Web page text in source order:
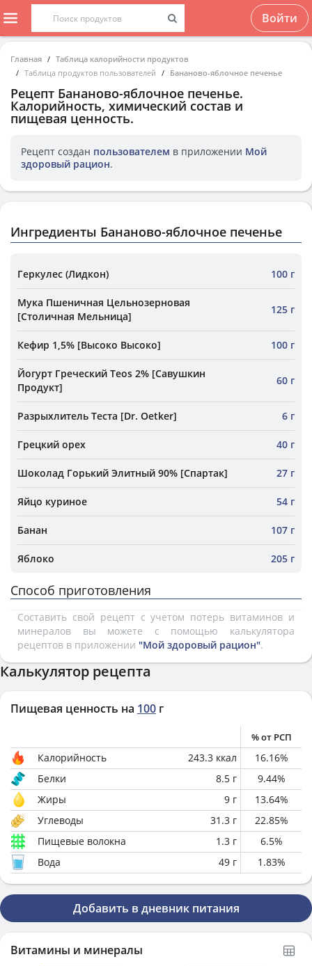
Войти
Главная
Таблица калорийности продуктов
Таблица продуктов пользователей
Бананово-яблочное печенье
Рецепт Бананово-яблочное печенье.
Калорийность, химический состав и
пищевая ценность.
Рецепт создан пользователем в приложении Мой
здоровый рацион.
Ингредиенты Бананово-яблочное печенье
Геркулес (Лидкон) 100 г
Мука Пшеничная Цельнозерновая
[Столичная Мельница]
125 г
Кефир 1,5% [Высоко Высоко] 100 г
Йогурт Греческий Teos 2% [Савушкин
Продукт]
60 г
Разрыхлитель Теста [Dr. Oetker] 6 г
Грецкий орех 40 г
Шоколад Горький Элитный 90% [Спартак] 27 г
Яйцо куриное 54 г
Банан 107 г
Яблоко 205 г
Способ приготовления
Составить свой рецепт с учетом потерь витаминов и
минералов вы можете с помощью калькулятора
рецептов в приложении "Мой здоровый рацион".
Калькулятор рецепта
Пищевая ценность на 100 г
% от РСП
Калорийность 243.3 ккал 16.16%
Белки
8.5 г 9.44%
Жиры
9 г 13.64%
Углеводы
31.3 г 22.85%
Пищевые волокна
1.3 г 6.5%
Вода
49 г 1.83%
Добавить в дневник питания
Витамины и минералы